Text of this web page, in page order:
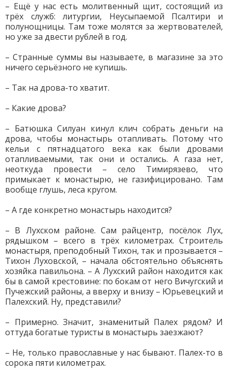
– Ещё у нас есть молитвенный щит, состоящий из
трёх служб: литургии, Неусыпаемой Псалтири и
полунощницы. Там тоже молятся за жертвователей,
но уже за двести рублей в год.
– Странные суммы вы называете, в магазине за это
ничего серьёзного не купишь.
– Так на дрова-то хватит.
– Какие дрова?
– Батюшка Силуан кинул клич собрать деньги на
дрова, чтобы монастырь отапливать. Потому что
кельи с пятнадцатого века как были дровами
отапливаемыми, так они и остались. А газа нет,
неоткуда провести – село Тимирязево, что
примыкает к монастырю, не газифицировано. Там
вообще глушь, леса кругом.
– А где конкретно монастырь находится?
– В Лухском районе. Сам райцентр, посёлок Лух,
рядышком – всего в трёх километрах. Строитель
монастыря, преподобный Тихон, так и прозывается –
Тихон Луховской, – начала обстоятельно объяснять
хозяйка павильона. – А Лухский район находится как
бы в самой крестовине: по бокам от него Вичугский и
Пучежский районы, а вверху и внизу – Юрьевецкий и
Палехский. Ну, представили?
– Примерно. Значит, знаменитый Палех рядом? И
оттуда богатые туристы в монастырь заезжают?
– Не, только православные у нас бывают. Палех-то в
сорока пяти километрах.